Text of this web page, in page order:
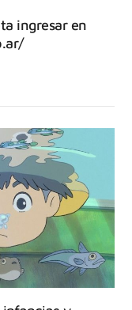
ingresar en